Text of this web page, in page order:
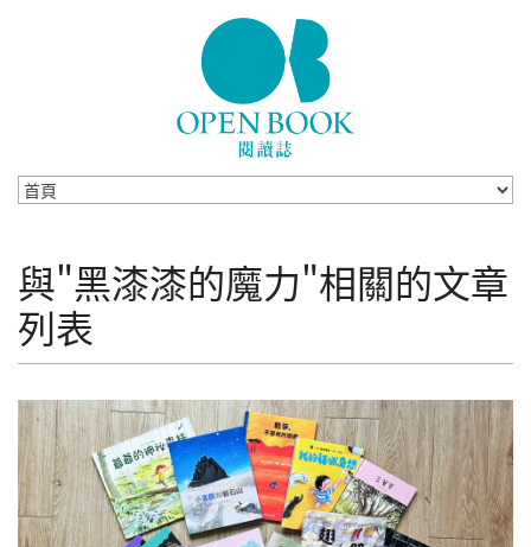
與"黑漆漆的魔力"相關的文章
列表